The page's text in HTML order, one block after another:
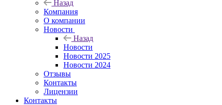
Назад
Компания
О компании
Новости
Назад
Новости
Новости 2025
Новости 2024
Отзывы
Контакты
Лицензии
Контакты